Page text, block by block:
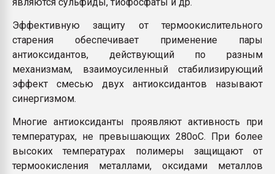
являются сульфиды, тиофосфаты и др.
Эффективную защиту от термоокислительного
старения обеспечивает применение пары
антиоксидантов, действующий по разным
механизмам, взаимоусиленный стабилизирующий
эффект смесью двух антиоксидантов называют
синергизмом.
Многие антиоксиданты проявляют активность при
температурах, не превышающих 280оС. При более
высоких температурах полимеры защищают от
термоокисления металлами, оксидами металлов